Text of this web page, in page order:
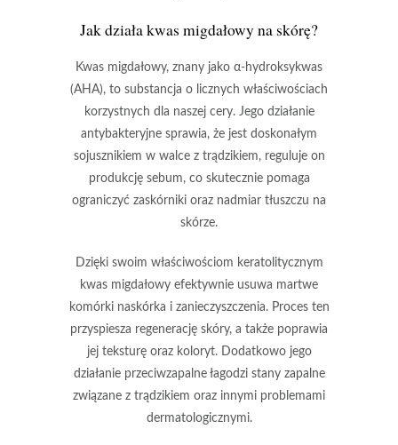
Jak działa kwas migdałowy na skórę?
Kwas migdałowy, znany jako α-hydroksykwas
(AHA), to substancja o licznych właściwościach
korzystnych dla naszej cery. Jego działanie
antybakteryjne sprawia, że jest doskonałym
sojusznikiem w walce z trądzikiem, reguluje on
produkcję sebum, co skutecznie pomaga
ograniczyć zaskórniki oraz nadmiar tłuszczu na
skórze.
Dzięki swoim właściwościom keratolitycznym
kwas migdałowy efektywnie usuwa martwe
komórki naskórka i zanieczyszczenia. Proces ten
przyspiesza regenerację skóry, a także poprawia
jej teksturę oraz koloryt. Dodatkowo jego
działanie przeciwzapalnełagodzi stany zapalne
związane z trądzikiem oraz innymi problemami
dermatologicznymi.